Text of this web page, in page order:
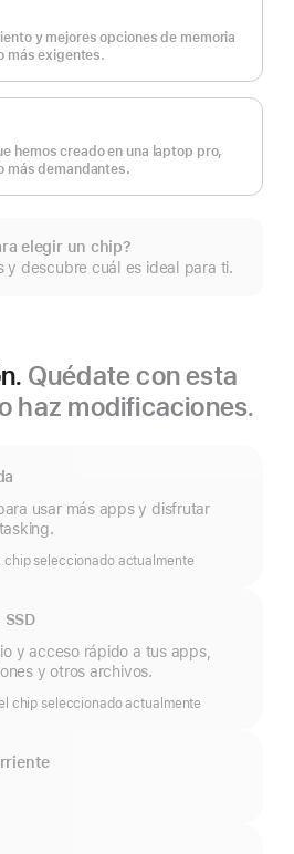
y mejores opciones de memoria
más exigentes.
hemos creado en una laptop pro,
más demandantes.
elegir un chip?
y descubre cuál es ideal para ti.
Quédate con esta
haz modificaciones.
usar más apps y disfrutar
chip seleccionado actualmente
y acceso rápido a tus apps,
y otros archivos.
chip seleccionado actualmente